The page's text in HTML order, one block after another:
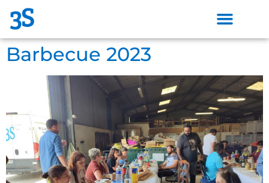
Barbecue 2023